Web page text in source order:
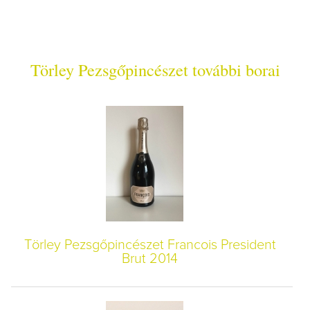
Törley Pezsgőpincészet további borai
Törley Pezsgőpincészet Francois President
Brut 2014